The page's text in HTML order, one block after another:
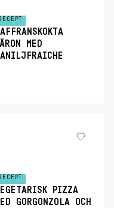
RECEPT
MED
RECEPT
PIZZA
GORGONZOLA OCH